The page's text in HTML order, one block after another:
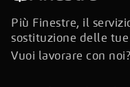
Più Finestre, il
sostituzione delle tue
Vuoi lavorare con noi?